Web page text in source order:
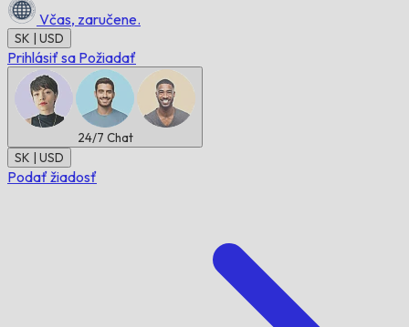
Včas, zaručene.
SK | USD
Prihlásiť sa Požiadať
24/7 Chat
SK | USD
Podať žiadosť